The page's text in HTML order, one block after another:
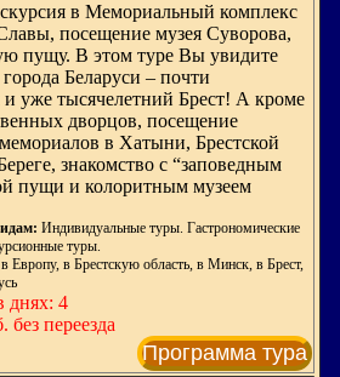
в Мемориальный комплекс
посещение музея Суворова,
пущу. В этом туре Вы увидите
Беларуси – почти
уже тысячелетний Брест! А кроме
дворцов, посещение
в Хатыни, Брестской
знакомство с “заповедным
пущи и колоритным музеем
Индивидуальные туры. Гастрономические
туры.
в Европу, в Брестскую область, в Минск, в Брест,
днях: 4
переезда
Программа тура